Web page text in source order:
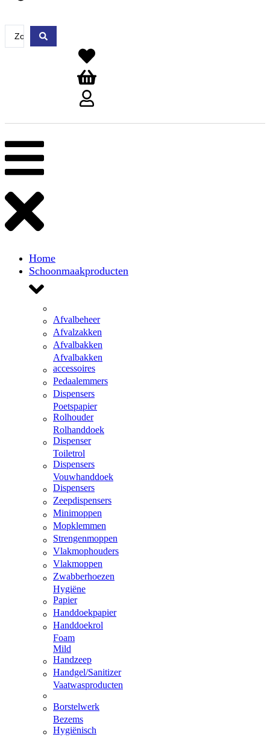
Home
Schoonmaakproducten
Afvalbeheer
Afvalzakken
Afvalbakken
Afvalbakken
accessoires
Pedaalemmers
Dispensers
Poetspapier
Rolhouder
Rolhanddoek
Dispenser
Toiletrol
Dispensers
Vouwhanddoek
Dispensers
Zeepdispensers
Minimoppen
Mopklemmen
Strengenmoppen
Vlakmophouders
Vlakmoppen
Zwabberhoezen
Hygiëne
Papier
Handdoekpapier
Handdoekrol
Foam
Mild
Handzeep
Handgel/Sanitizer
Vaatwasproducten
Borstelwerk
Bezems
Hygiënisch